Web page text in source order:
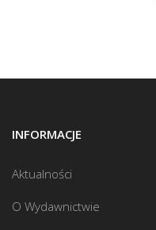
INFORMACJE
Aktualności
O Wydawnictwie